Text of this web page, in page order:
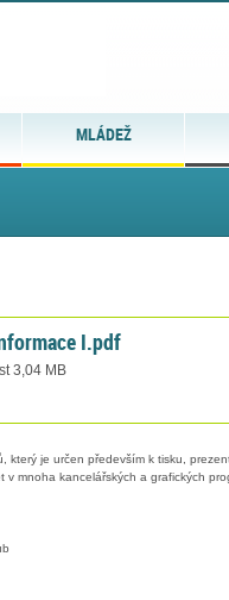
MLÁDEŽ
I.pdf
3,04 MB
který je určen především k tisku,
v mnoha kancelářských a grafických